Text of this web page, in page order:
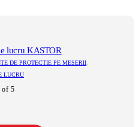
lucru KASTOR
DE PROTECTIE PE MESERII,
LUCRU
of 5